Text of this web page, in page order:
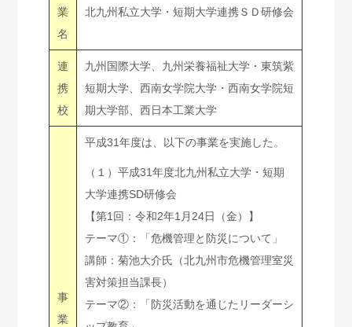
業
名
北九州私立大学・短期大学連携ＳＤ研修会
連
携
校
九州国際大学、九州栄養福祉大学・東筑紫
短期大学、西南女学院大学・西南女学院短
期大学部、西日本工業大学
事
業
平成31年度は、以下の事業を実施した。
（１）平成31年度北九州私立大学・短期
大学連携SD研修会
【第1回：令和2年1月24日（金）】
テーマ①：「危機管理と防災について」
講師：菊池大介氏（北九州市危機管理室災
害対策担当課長）
テーマ②：「防災活動を通じたリーダーシ